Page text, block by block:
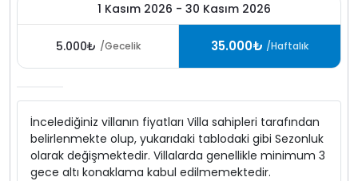
1 Kasım 2026 - 30 Kasım 2026
5.000₺ /Gecelik 35.000₺ /Haftalık
İncelediğiniz villanın fiyatları Villa sahipleri tarafından
belirlenmekte olup, yukarıdaki tablodaki gibi Sezonluk
olarak değişmektedir. Villalarda genellikle minimum 3
gece altı konaklama kabul edilmemektedir.